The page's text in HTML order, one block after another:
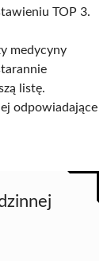
TOP 3.
medycyny
listę.
odpowiadające